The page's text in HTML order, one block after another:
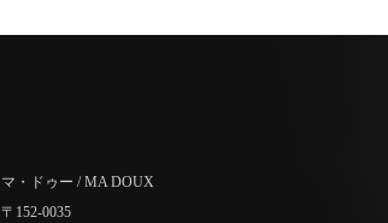
マ・ドゥー / MA DOUX
〒152-0035